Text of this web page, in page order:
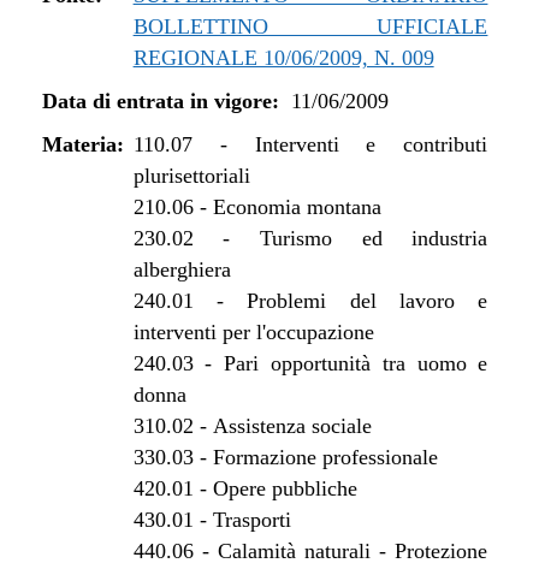
dal 13/08/2016 al 31/12/2016
dal 01/01/2016 al 12/08/2016
dal 30/05/2015 al 10/08/2015
dal 01/03/2015 al 29/05/2015
dal 08/08/2014 al 28/02/2015
dal 14/08/2013 al 07/08/2014
dal 01/01/2013 al 13/08/2013
dal 29/12/2012 al 31/12/2012
dal 01/01/2013 al 28/12/2012
dal 18/10/2012 al 31/12/2012
dal 28/07/2012 al 17/10/2012
dal 29/03/2012 al 27/07/2012
dal 01/01/2012 al 28/03/2012
dal 25/08/2011 al 31/12/2011
dal 23/06/2011 al 24/08/2011
dal 14/04/2011 al 22/06/2011
BOLLETTINO UFFICIALE
REGIONALE 10/06/2009, N. 009
Data di entrata in vigore: 11/06/2009
Materia: 110.07- Interventi e contributi
plurisettoriali
210.06- Economia montana
230.02 -Turismo ed industria
alberghiera
240.01 -Problemi del lavoro e
interventi per l'occupazione
240.03-Pari opportunità tra uomo e
donna
310.02 - Assistenza sociale
330.03- Formazione professionale
420.01 - Opere pubbliche
430.01 - Trasporti
440.06- Calamità naturali - Protezione